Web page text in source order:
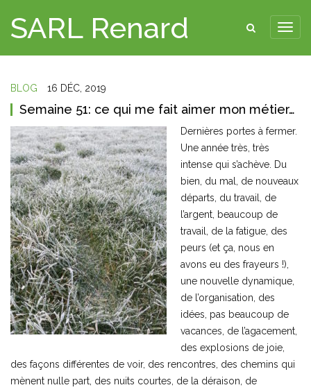
SARL Renard
BLOG 16 DÉC, 2019
Semaine 51: ce qui me fait aimer mon métier…
Dernières portes à fermer.
Une année très, très
intense qui s’achève. Du
bien, du mal, de nouveaux
départs, du travail, de
l’argent, beaucoup de
travail, de la fatigue, des
peurs (et ça, nous en
avons eu des frayeurs !),
une nouvelle dynamique,
de l’organisation, des
idées, pas beaucoup de
vacances, de l’agacement,
des explosions de joie,
des façons différentes de voir, des rencontres, des chemins qui
mènent nulle part, des nuits courtes, de la déraison, de